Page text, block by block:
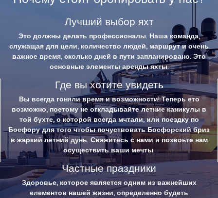
Лучший выбор яхт
Это должны делать профессионалы. Наша команда,
служащая для цели, количество людей, маршрут и очень
важное время, сколько дней в пути запланировано. Это
основные элементы аренды яхты.
Где вы хотите увидеть
Вы всегда гоняли время и возможности! Теперь ето
возможно, поетому не огкладывайте летние каникулы в
той бухте, о которой всегда мчтали, или поездку по
Босфору для того чтобы почуствовать Босфорский бриз
в жаркий летний дунь. Свяжитесь с нами и позвоьте нам
осуществить ваши мечты.
Частные праздники
Здоровье, которое является одним из важнейших
елементов нашей жизни, определенно будеть